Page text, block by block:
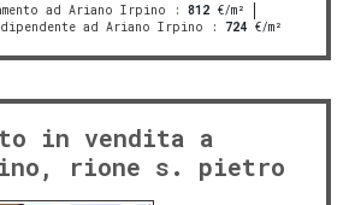
ad Ariano Irpino : 812 €/m²
ad Ariano Irpino : 724 €/m²
in vendita a
rione s. pietro